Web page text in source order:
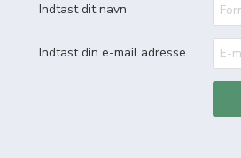
Indtast dit navn
Indtast din e-mail adresse